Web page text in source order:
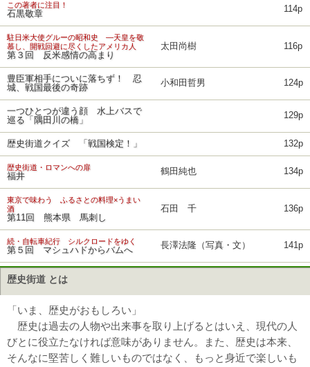
この著者に注目！
石黒敬章 114p
駐日米大使グルーの昭和史 ―天皇を敬
慕し、開戦回避に尽くしたアメリカ人
第３回 反米感情の高まり
太田尚樹 116p
豊臣軍相手についに落ちず！ 忍
城、戦国最後の奇跡
小和田哲男 124p
一つひとつが違う顔 水上バスで
巡る「隅田川の橋」
129p
歴史街道クイズ 「戦国検定！」 132p
歴史街道・ロマンへの扉
福井 鶴田純也 134p
東京で味わう ふるさとの料理×うまい
酒
第11回 熊本県 馬刺し
石田 千 136p
続・自転車紀行 シルクロードをゆく
第５回 マシュハドからバムへ 長澤法隆（写真・文） 141p
歴史街道 とは
「いま、歴史がおもしろい」
歴史は過去の人物や出来事を取り上げるとはいえ、現代の人
びとに役立たなければ意味がありません。また、歴史は本来、
そんなに堅苦しく難しいものではなく、もっと身近で楽しいも